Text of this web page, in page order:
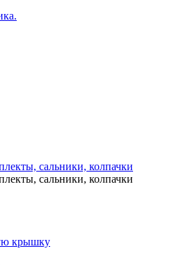
сальники, колпачки
сальники, колпачки
крышку